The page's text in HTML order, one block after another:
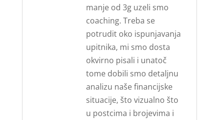
manje od 3g uzeli smo
coaching. Treba se
potrudit oko ispunjavanja
upitnika, mi smo dosta
okvirno pisali i unatoč
tome dobili smo detaljnu
analizu naše financijske
situacije, što vizualno što
u postcima i brojevima i